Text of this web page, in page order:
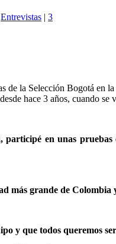
Entrevistas | 3
de la Selección Bogotá en
hace 3 años, cuando
en unas
más grande de
y que todos queremos